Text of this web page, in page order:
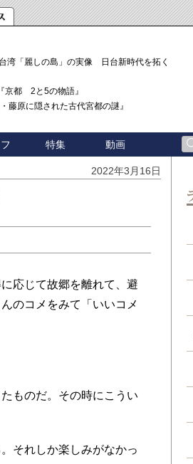
湾「麗しの島」の実像 日台新時代を拓く「3
京都 2と5の物語』
藤原に隠された古代宮都の謎』
特集 動画
2022年3月16日
応じて故郷を離れて、避
のコメをみて「いいコメ
ものだ。その時にこうい
それしか楽しみがなかっ